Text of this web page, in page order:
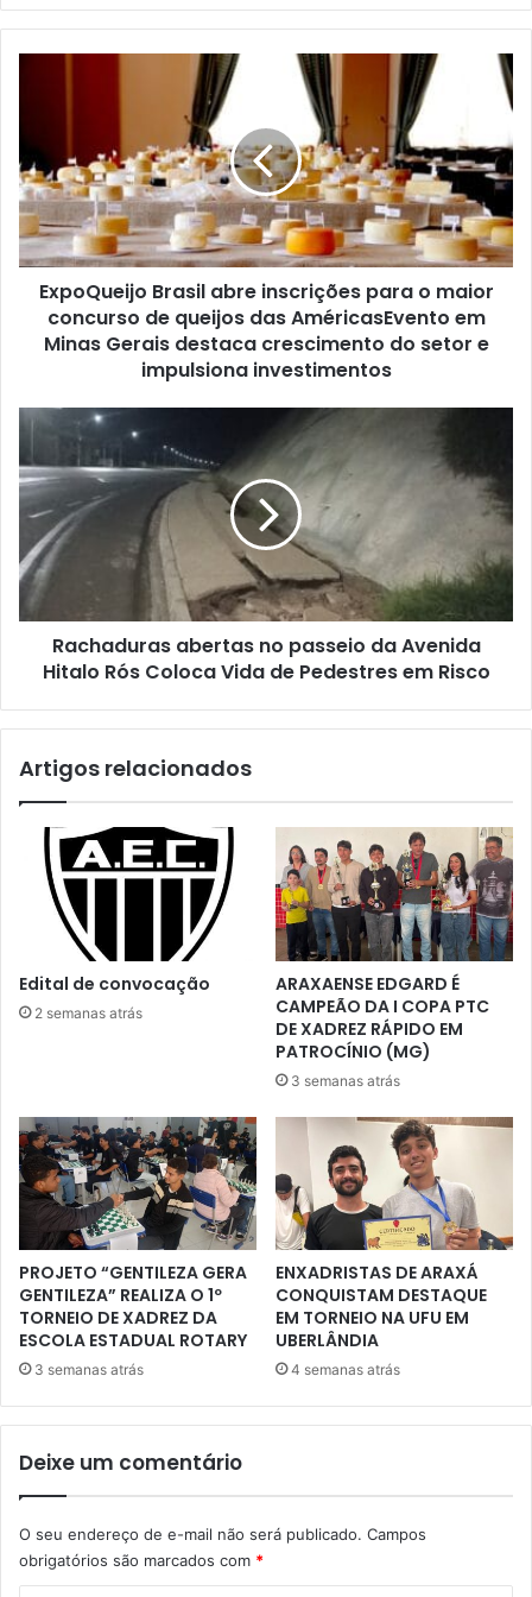
email
para
o
maior
concurso
de
queijos
AméricasEvento
Gerais
crescimento
do
setor
impulsiona
investimentos
ExpoQueijo Brasil abre inscrições para o maior
concurso de queijos das AméricasEvento em
Minas Gerais destaca crescimento do setor e
impulsiona investimentos
Rachaduras
no
passeio
da
Avenida
Hitalo
Rós
Coloca
Rachaduras abertas no passeio da Avenida
Hitalo Rós Coloca Vida de Pedestres em Risco
Artigos relacionados
Edital de convocação
2 semanas atrás
ARAXAENSE EDGARD É
CAMPEÃO DA I COPA PTC
DE XADREZ RÁPIDO EM
PATROCÍNIO (MG)
3 semanas atrás
PROJETO “GENTILEZA GERA
GENTILEZA” REALIZA O 1º
TORNEIO DE XADREZ DA
ESCOLA ESTADUAL ROTARY
3 semanas atrás
ENXADRISTAS DE ARAXÁ
CONQUISTAM DESTAQUE
EM TORNEIO NA UFU EM
UBERLÂNDIA
4 semanas atrás
Deixe um comentário
O seu endereço de e-mail não será publicado. Campos
obrigatórios são marcados com *